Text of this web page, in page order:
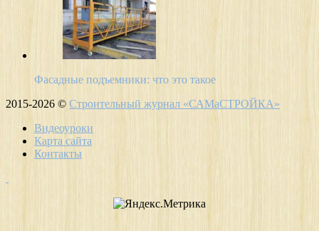
Фасадные подъемники: что это такое
2015-2026 © Строительный журнал «САМаСТРОЙКА»
Видеоуроки
Карта сайта
Контакты